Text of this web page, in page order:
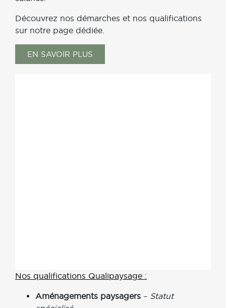
Découvrez nos démarches et nos qualifications
sur notre page dédiée.
EN SAVOIR PLUS
Nos qualifications Qualipaysage :
Aménagements paysagers – Statut